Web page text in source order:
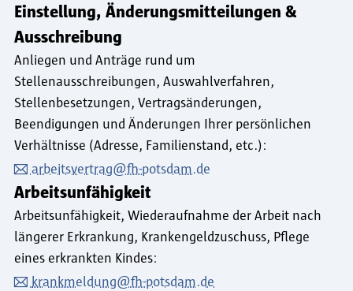
Einstellung, Änderungsmitteilungen &
Ausschreibung
Anliegen und Anträge rund um
Stellenausschreibungen, Auswahlverfahren,
Stellenbesetzungen, Vertragsänderungen,
Beendigungen und Änderungen Ihrer persönlichen
Verhältnisse (Adresse, Familienstand, etc.):
arbeitsvertrag@fh-potsdam.de
Arbeitsunfähigkeit
Arbeitsunfähigkeit, Wiederaufnahme der Arbeit nach
längerer Erkrankung, Krankengeldzuschuss, Pflege
eines erkrankten Kindes:
krankmeldung@fh-potsdam.de